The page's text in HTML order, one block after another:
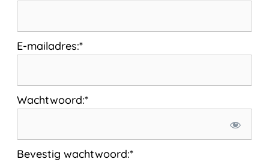
E-mailadres:*
Wachtwoord:*
Bevestig wachtwoord:*